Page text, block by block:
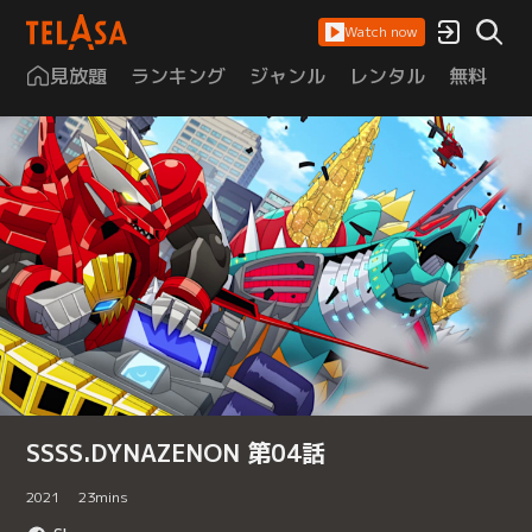
Watch now
見放題 ランキング ジャンル レンタル 無料
SSSS.DYNAZENON 第04話
2021 23mins